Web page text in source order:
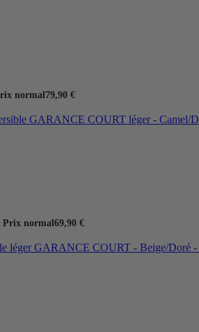
normal79,90 €
Prix normal69,90 €